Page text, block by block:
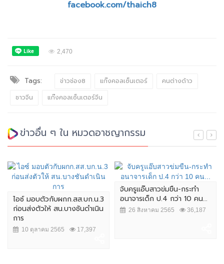
facebook.com/thaich8
2,470
Tags: ข่าวช่อง8 แก๊งคอลเซ็นเตอร์
คนต่างด้าว
ชาวจีน
แก๊งคอลเซ็นเตอร์จีน
ข่าวอื่น ๆ ใน หมวดอาชญากรรม
ไอซ์ มอบตัวกับผกก.สส.บก.น.3
ก่อนส่งตัวให้ สน.บางชันดำเนิน
การ
10 ตุลาคม 2565 17,397
จับครูแอ๊บสาวข่มขืน-กระทำ
อนาจารเด็ก ป.4 กว่า 10 คน...
26 สิงหาคม 2565 36,187